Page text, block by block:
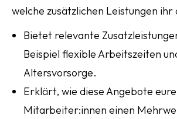
welche zusätzlichen Leistungen
Bietet relevante
Beispiel flexible Arbeitszeiten
Altersvorsorge.
Erklärt, wie diese Angebote
Mitarbeiter:innen einen